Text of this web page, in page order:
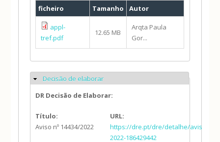
ficheiro
Tamanho Autor
appl-
tref.pdf
12.65 MB
Arqta Paula
Gor...
Ocultar
Decisão de elaborar
DR Decisão de Elaborar:
Título:
Aviso nº 14434/2022
URL:
https://dre.pt/dre/detalhe/aviso/
2022-186429442